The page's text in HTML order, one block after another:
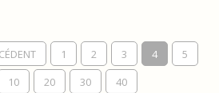
1 2 3 4
5
10 20 30
40